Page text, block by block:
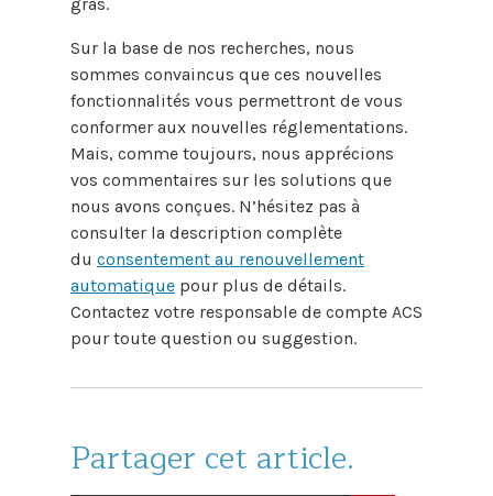
Sur la base de nos recherches, nous
sommes convaincus que ces nouvelles
fonctionnalités vous permettront de vous
conformer aux nouvelles réglementations.
Mais, comme toujours, nous apprécions
vos commentaires sur les solutions que
nous avons conçues. N’hésitez pas à
consulter la description complète
du consentement au renouvellement
automatique pour plus de détails.
Contactez votre responsable de compte ACS
pour toute question ou suggestion.
Partager cet article.